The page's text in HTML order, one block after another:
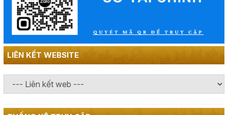
LIÊN KẾT WEBSITE